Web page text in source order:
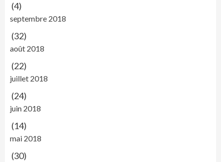
(4)
septembre 2018
(32)
août 2018
(22)
juillet 2018
(24)
juin 2018
(14)
mai 2018
(30)